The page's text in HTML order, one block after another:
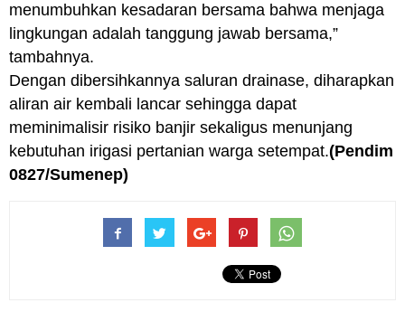
menumbuhkan kesadaran bersama bahwa menjaga
lingkungan adalah tanggung jawab bersama,”
tambahnya.
Dengan dibersihkannya saluran drainase, diharapkan
aliran air kembali lancar sehingga dapat
meminimalisir risiko banjir sekaligus menunjang
kebutuhan irigasi pertanian warga setempat.(Pendim
0827/Sumenep)